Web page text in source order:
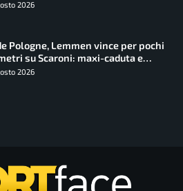
dà sempre i suoi frutti”
2026
Pologne, Lemmen vince per pochi
su Scaroni: maxi-caduta e
2026